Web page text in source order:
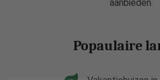
aanbieden.
Popaulaire